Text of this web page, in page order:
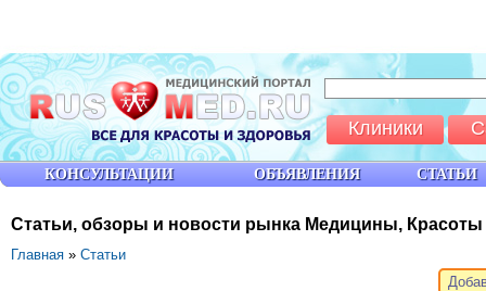
Статьи, обзоры и новости рынка Медицины,
Главная » Статьи
КОНСУЛЬТАЦИИ ОБЪЯВЛЕНИЯ СТАТЬИ
Клиники